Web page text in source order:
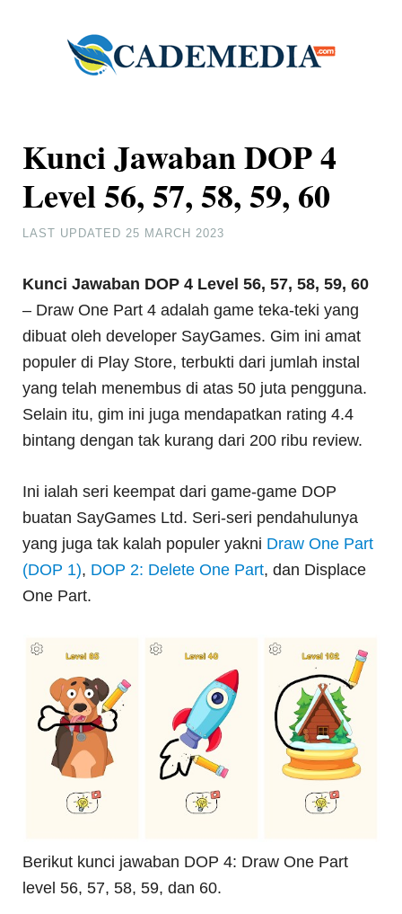
Kunci Jawaban DOP 4
Level 56, 57, 58, 59, 60
LAST UPDATED25 MARCH 2023
Kunci Jawaban DOP 4 Level 56, 57, 58, 59, 60
– Draw One Part 4 adalah game teka-teki yang
dibuat oleh developer SayGames. Gim ini amat
populer di Play Store, terbukti dari jumlah instal
yang telah menembus di atas 50 juta pengguna.
Selain itu, gim ini juga mendapatkan rating 4.4
bintang dengan tak kurang dari 200 ribu review.
Ini ialah seri keempat dari game-game DOP
buatan SayGames Ltd. Seri-seri pendahulunya
yang juga tak kalah populer yakni Draw One Part
(DOP 1), DOP 2: Delete One Part, dan Displace
One Part.
Berikut kunci jawaban DOP 4: Draw One Part
level 56, 57, 58, 59, dan 60.